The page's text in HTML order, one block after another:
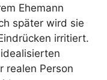
Ehemann
später wird sie
irritiert.
realen Person